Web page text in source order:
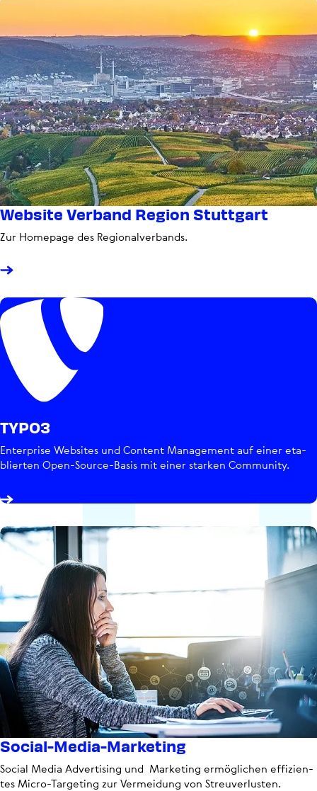
Website Verband Region Stuttgart
Zur Homepage des Regio­nal­ver­bands.
TYPO3
Enter­prise Websites und Content Manage­ment auf einer eta­
blier­ten Open-Source-Basis mit einer starken Community.
Social-Media-Marketing
Social Media Adver­ti­sing und Marketing ermög­li­chen effi­zi­en­
tes Micro-Targeting zur Ver­mei­dung von Streu­ver­lus­ten.